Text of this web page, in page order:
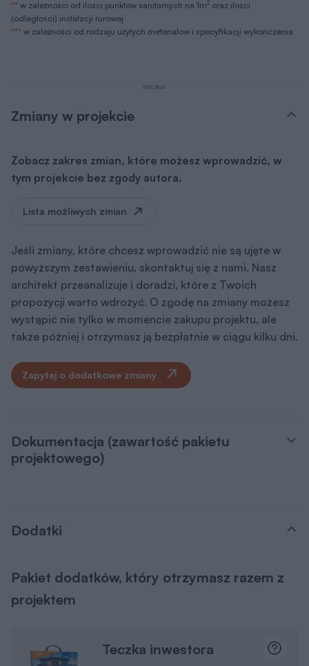
** w zależności od ilości punktów sanitarnych na 1m2 oraz ilości
(odległości) instalacji rurowej
*** w zależności od rodzaju użytych meteriałów i specyfikacji wykończenia
REKLAMA
Zmiany w projekcie
Zobacz zakres zmian, które możesz wprowadzić, w
tym projekcie bez zgody autora.
Lista możliwych zmian
Jeśli zmiany, które chcesz wprowadzić nie są ujęte w
powyższym zestawieniu, skontaktuj się z nami. Nasz
architekt przeanalizuje i doradzi, które z Twoich
propozycji warto wdrożyć. O zgodę na zmiany możesz
wystąpić nie tylko w momencie zakupu projektu, ale
także później i otrzymasz ją bezpłatnie w ciągu kilku dni.
Zapytaj o dodatkowe zmiany
Dokumentacja (zawartość pakietu
projektowego)
Dodatki
Pakiet dodatków, który otrzymasz razem z
projektem
Teczka inwestora